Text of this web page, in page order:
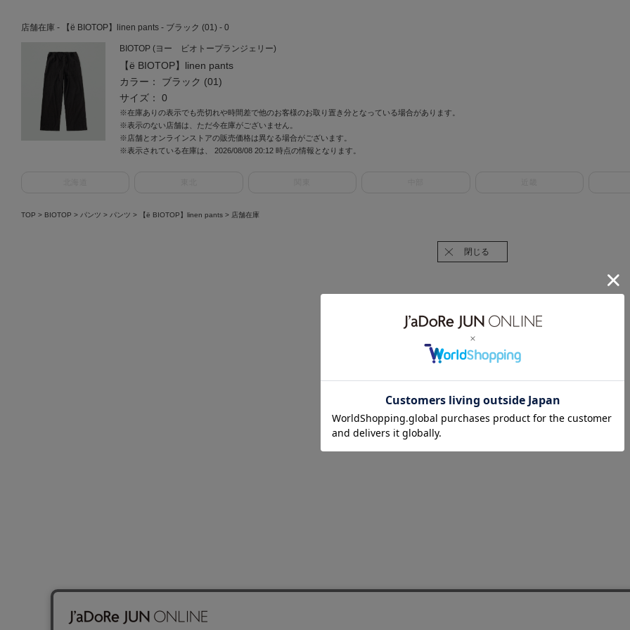
店舗在庫 - 【ё BIOTOP】linen pants - ブラック (01) - 0
BIOTOP (ヨー ビオトープランジェリー)
【ё BIOTOP】linen pants
カラー： ブラック (01)
サイズ： 0
※在庫ありの表示でも売切れや時間差で他のお客様のお取り置き分となっている場合があります。
※表示のない店舗は、ただ今在庫がございません。
※店舗とオンラインストアの販売価格は異なる場合がございます。
※表示されている在庫は、 2026/08/08 20:12 時点の情報となります。
TOP > BIOTOP > パンツ > パンツ > 【ё BIOTOP】linen pants > 店舗在庫
閉じる